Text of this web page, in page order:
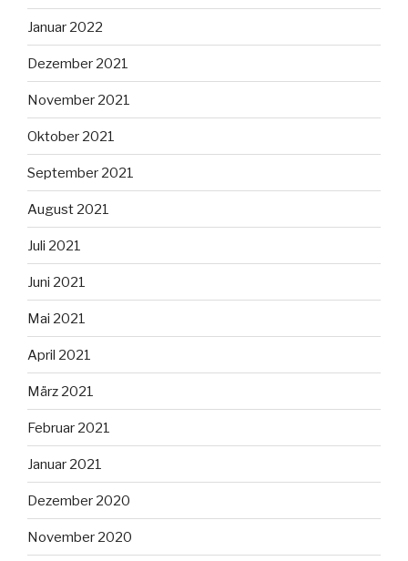
Januar 2022
Dezember 2021
November 2021
Oktober 2021
September 2021
August 2021
Juli 2021
Juni 2021
Mai 2021
April 2021
März 2021
Februar 2021
Januar 2021
Dezember 2020
November 2020